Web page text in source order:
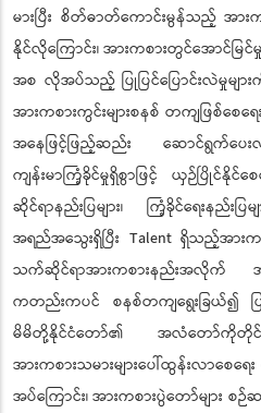
မားပြီး စိတ်ဓာတ်ကောင်းမွန်သည့် အားက
နိုင်လိုကြောင်း၊ အားကစားတွင်အောင်မြင်
အစ လိုအပ်သည့် ပြုပြင်ပြောင်းလဲမှုမျာ
အားကစားကွင်းများစနစ် တကျဖြစ်စေ
အနေဖြင့်ဖြည့်ဆည်း ဆောင်ရွက်ပေးလ
ကျန်းမာကြံ့ခိုင်မှုရှိစွာဖြင့် ယှဉ်ပြိုင်နို
ဆိုင်ရာနည်းပြများ၊ ကြံ့ခိုင်ရေးနည်းပ
အရည်အသွေးရှိပြီး Talent ရှိသည့်အားက
သက်ဆိုင်ရာအားကစားနည်းအလိုက် အာ
ကတည်းကပင် စနစ်တကျရွေးခြယ်၍ ပြုစု
မိမိတို့နိုင်ငံတော်၏ အလံတော်ကိုတို
အားကစားသမားများပေါ်ထွန်းလာစေရ
အပ်ကြောင်း၊ အားကစားပွဲတော်များ